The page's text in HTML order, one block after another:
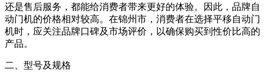
还是售后服务，都能给消费者带来更好的体验。因此，品牌自
动门机的价格相对较高。在锦州市，消费者在选择平移自动门
机时，应关注品牌口碑及市场评价，以确保购买到性价比高的
产品。
二、型号及规格